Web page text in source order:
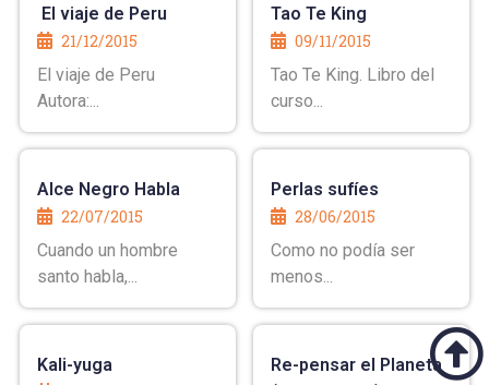
El viaje de Peru
21/12/2015
El viaje de Peru
Autora:...
Tao Te King
09/11/2015
Tao Te King. Libro del
curso...
Alce Negro Habla
22/07/2015
Cuando un hombre
santo habla,...
Perlas sufíes
28/06/2015
Como no podía ser
menos...
Kali-yuga
Re-pensar el Planeta